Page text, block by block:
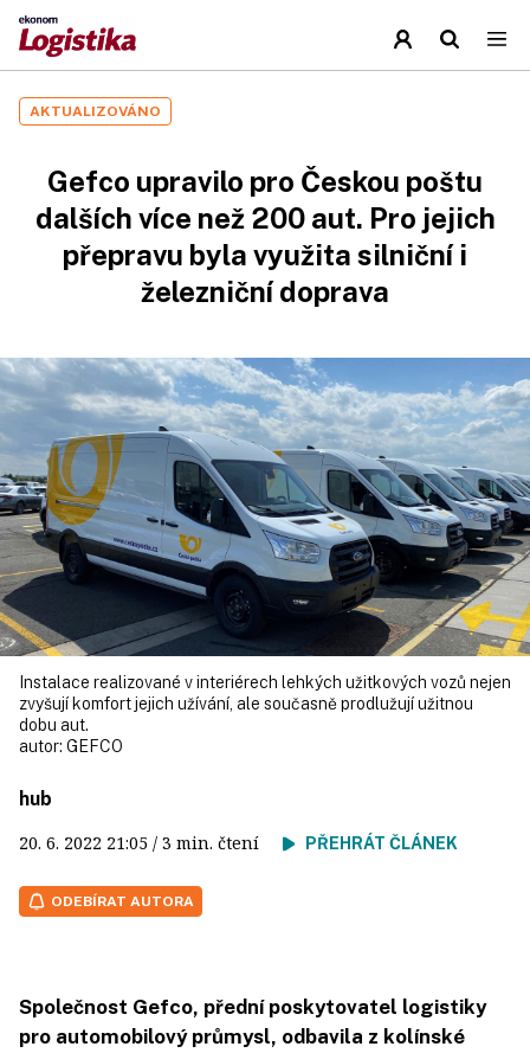
AKTUALIZOVÁNO
Gefco upravilo pro Českou poštu
dalších více než 200 aut. Pro jejich
přepravu byla využita silniční i
železniční doprava
Instalace realizované v interiérech lehkých užitkových vozů nejen
zvyšují komfort jejich užívání, ale současně prodlužují užitnou
dobu aut.
autor: GEFCO
hub
20. 6. 2022 21:05 / 3 min. čtení PŘEHRÁT ČLÁNEK
ODEBÍRAT AUTORA
Společnost Gefco, přední poskytovatel logistiky
pro automobilový průmysl, odbavila z kolínské